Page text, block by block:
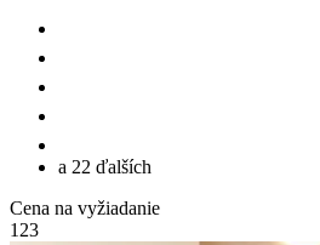
a 22 ďalších
Cena na vyžiadanie
1 23